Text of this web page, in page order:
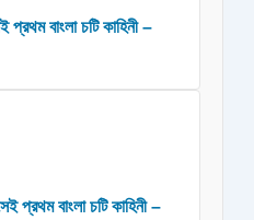
বাংলা চটি কাহিনী –
প্রথম বাংলা চটি কাহিনী –